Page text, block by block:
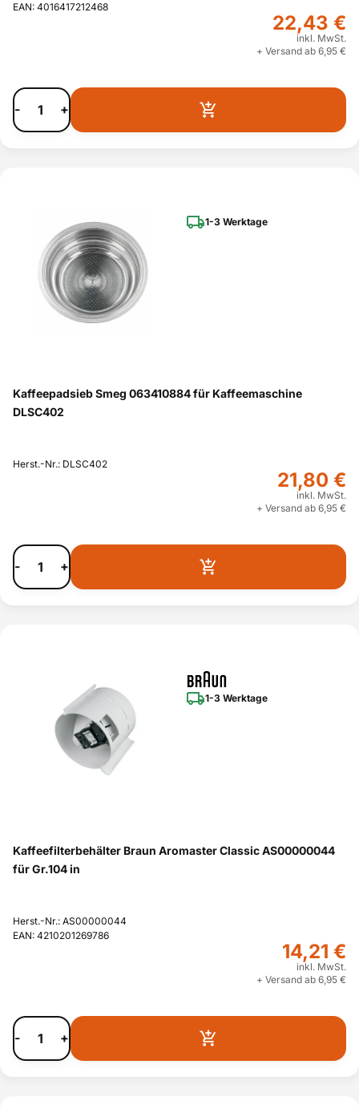
EAN: 4016417212468
22,43 €
inkl. MwSt.
+ Versand ab 6,95 €
- +
1-3 Werktage
Kaffeepadsieb Smeg 063410884 für Kaffeemaschine
DLSC402
Herst.-Nr.: DLSC402
21,80 €
inkl. MwSt.
+ Versand ab 6,95 €
- +
1-3 Werktage
Kaffeefilterbehälter Braun Aromaster Classic AS00000044
für Gr.104 in
Herst.-Nr.: AS00000044
EAN: 4210201269786
14,21 €
inkl. MwSt.
+ Versand ab 6,95 €
- +